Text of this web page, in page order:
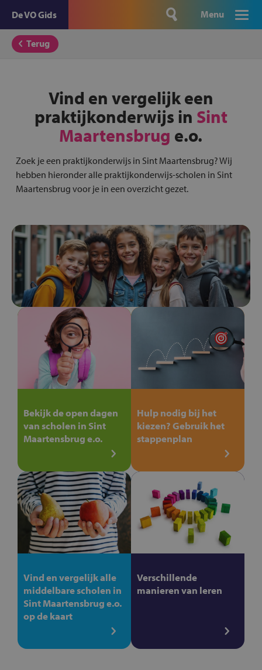
De VO Gids Menu
Terug
Vind en vergelijk een
praktijkonderwijs in Sint
Maartensbrug e.o.
Zoek je een praktijkonderwijs in Sint Maartensbrug? Wij
hebben hieronder alle praktijkonderwijs-scholen in Sint
Maartensbrug voor je in een overzicht gezet.
Bekijk de open dagen
van scholen in Sint
Maartensbrug e.o.
Hulp nodig bij het
kiezen? Gebruik het
stappenplan
Vind en vergelijk alle
middelbare scholen in
Sint Maartensbrug e.o.
op de kaart
Verschillende
manieren van leren